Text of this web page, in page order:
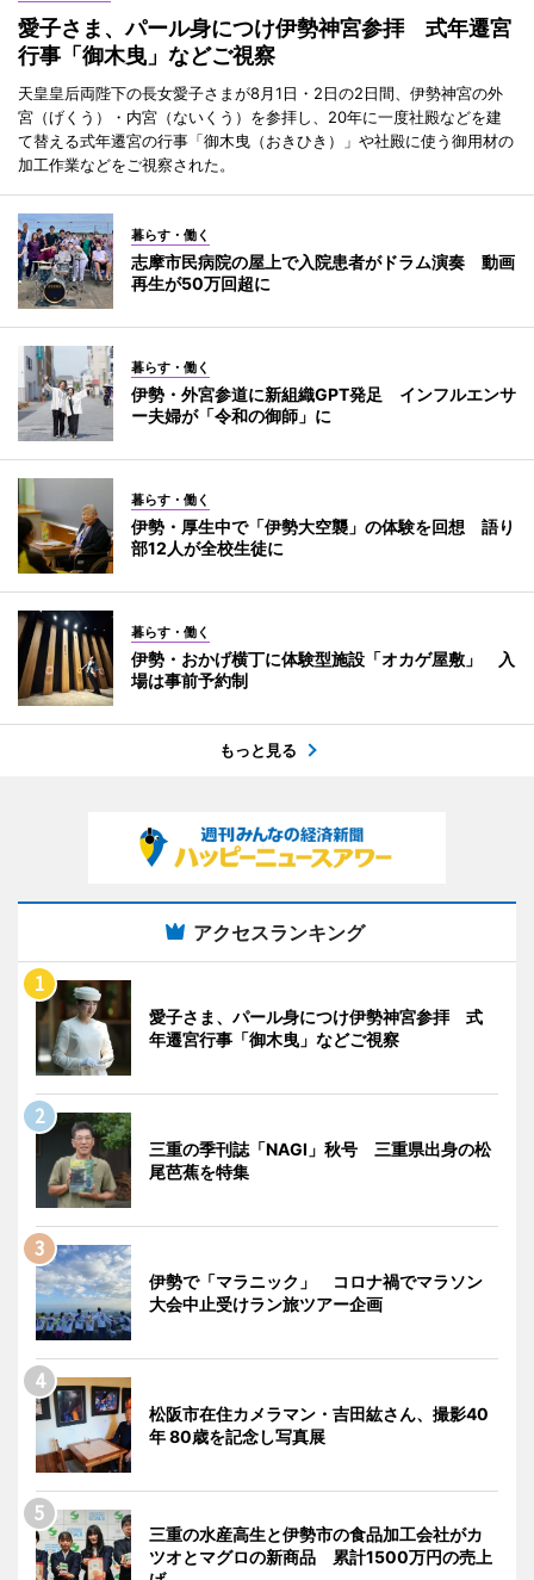
愛子さま、パール身につけ伊勢神宮参拝 式年遷宮
行事「御木曳」などご視察
天皇皇后両陛下の長女愛子さまが8月1日・2日の2日間、伊勢神宮の外
宮（げくう）・内宮（ないくう）を参拝し、20年に一度社殿などを建
て替える式年遷宮の行事「御木曳（おきひき）」や社殿に使う御用材の
加工作業などをご視察された。
暮らす・働く
志摩市民病院の屋上で入院患者がドラム演奏 動画
再生が50万回超に
暮らす・働く
伊勢・外宮参道に新組織GPT発足 インフルエンサ
ー夫婦が「令和の御師」に
暮らす・働く
伊勢・厚生中で「伊勢大空襲」の体験を回想 語り
部12人が全校生徒に
暮らす・働く
伊勢・おかげ横丁に体験型施設「オカゲ屋敷」 入
場は事前予約制
もっと見る
アクセスランキング
愛子さま、パール身につけ伊勢神宮参拝 式
年遷宮行事「御木曳」などご視察
三重の季刊誌「NAGI」秋号 三重県出身の松
尾芭蕉を特集
伊勢で「マラニック」 コロナ禍でマラソン
大会中止受けラン旅ツアー企画
松阪市在住カメラマン・吉田紘さん、撮影40
年 80歳を記念し写真展
三重の水産高生と伊勢市の食品加工会社がカ
ツオとマグロの新商品 累計1500万円の売上